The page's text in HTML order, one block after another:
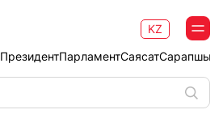
ПрезидентПарламентСаясат
KZ